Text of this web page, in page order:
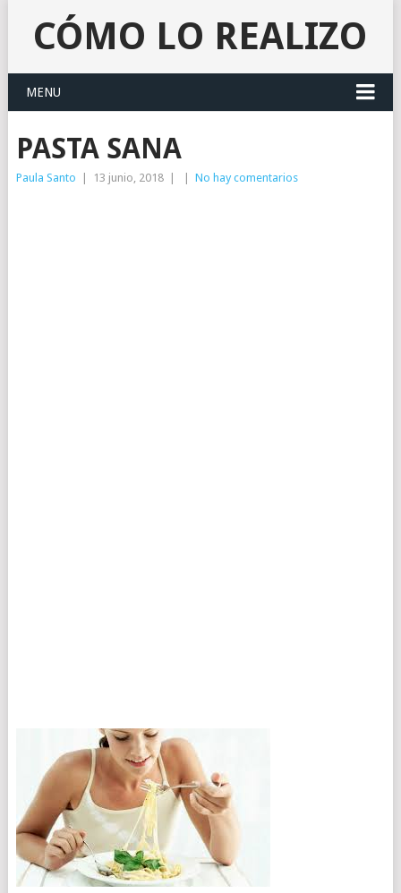
CÓMO LO REALIZO
MENU
PASTA SANA
Paula Santo 13 junio, 2018 No hay comentarios